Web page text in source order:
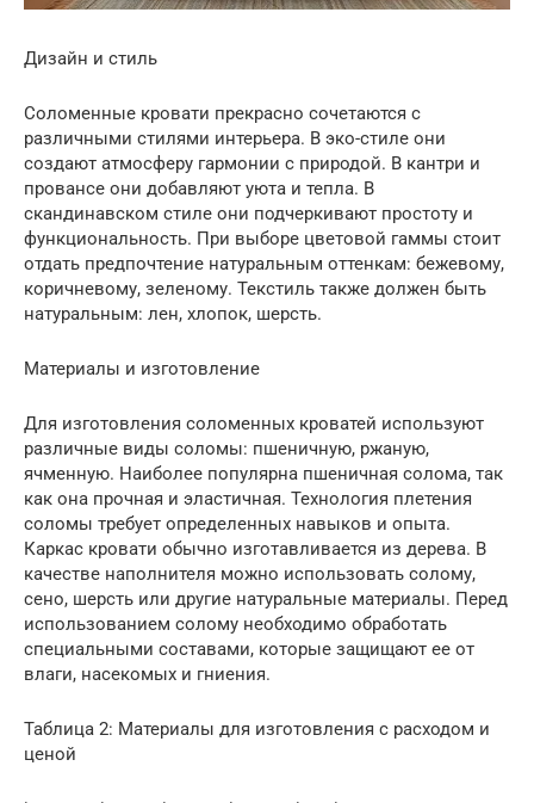
Дизайн и стиль
Соломенные кровати прекрасно сочетаются с
различными стилями интерьера. В эко-стиле они
создают атмосферу гармонии с природой. В кантри и
провансе они добавляют уюта и тепла. В
скандинавском стиле они подчеркивают простоту и
функциональность. При выборе цветовой гаммы стоит
отдать предпочтение натуральным оттенкам: бежевому,
коричневому, зеленому. Текстиль также должен быть
натуральным: лен, хлопок, шерсть.
Материалы и изготовление
Для изготовления соломенных кроватей используют
различные виды соломы: пшеничную, ржаную,
ячменную. Наиболее популярна пшеничная солома, так
как она прочная и эластичная. Технология плетения
соломы требует определенных навыков и опыта.
Каркас кровати обычно изготавливается из дерева. В
качестве наполнителя можно использовать солому,
сено, шерсть или другие натуральные материалы. Перед
использованием солому необходимо обработать
специальными составами, которые защищают ее от
влаги, насекомых и гниения.
Таблица 2: Материалы для изготовления с расходом и
ценой